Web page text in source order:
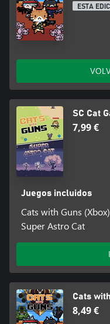
ESTA
SC Cat
7,99 €
Juegos incluidos
Cats with Guns (Xbox)
Super Astro Cat
Cats
8,49 €